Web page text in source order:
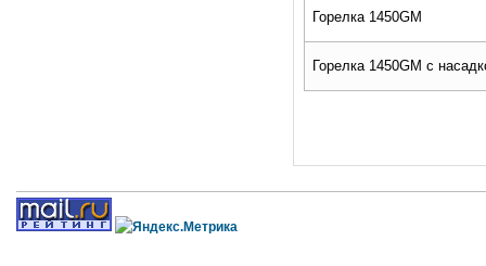
Горелка 1450GM
Горелка 1450GM с